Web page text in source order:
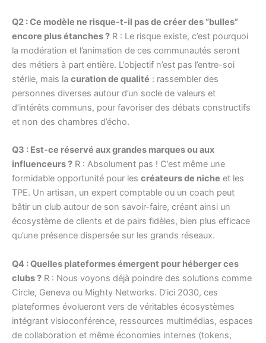
Q2 : Ce modèle ne risque-t-il pas de créer des “bulles”
encore plus étanches ? R : Le risque existe, c’est pourquoi
la modération et l’animation de ces communautés seront
des métiers à part entière. L’objectif n’est pas l’entre-soi
stérile, mais la curation de qualité : rassembler des
personnes diverses autour d’un socle de valeurs et
d’intérêts communs, pour favoriser des débats constructifs
et non des chambres d’écho.
Q3 : Est-ce réservé aux grandes marques ou aux
influenceurs ? R : Absolument pas ! C’est même une
formidable opportunité pour les créateurs de niche et les
TPE. Un artisan, un expert comptable ou un coach peut
bâtir un club autour de son savoir-faire, créant ainsi un
écosystème de clients et de pairs fidèles, bien plus efficace
qu’une présence dispersée sur les grands réseaux.
Q4 : Quelles plateformes émergent pour héberger ces
clubs ? R : Nous voyons déjà poindre des solutions comme
Circle, Geneva ou Mighty Networks. D’ici 2030, ces
plateformes évolueront vers de véritables écosystèmes
intégrant visioconférence, ressources multimédias, espaces
de collaboration et même économies internes (tokens,